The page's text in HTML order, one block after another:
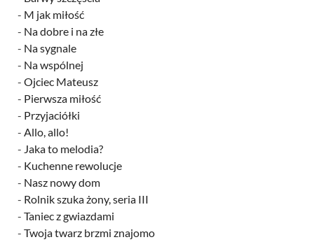
- M jak miłość
- Na dobre i na złe
- Na sygnale
- Na wspólnej
- Ojciec Mateusz
- Pierwsza miłość
- Przyjaciółki
- Allo, allo!
- Jaka to melodia?
- Kuchenne rewolucje
- Nasz nowy dom
- Rolnik szuka żony, seria III
- Taniec z gwiazdami
- Twoja twarz brzmi znajomo